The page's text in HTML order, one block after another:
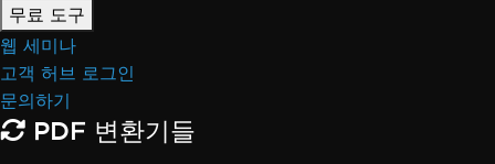
무료 도구
웹 세미나
고객 허브 로그인
문의하기
PDF 변환기들